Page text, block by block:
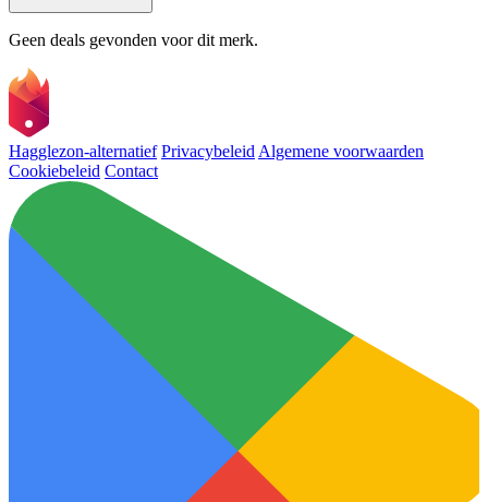
Geen deals gevonden voor dit merk.
Hagglezon-alternatief Privacybeleid Algemene voorwaarden
Cookiebeleid Contact